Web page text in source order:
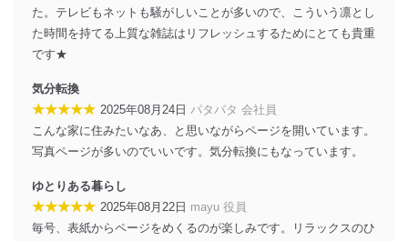
株式会社富士山マガジンサービス 個人情報問い合わせ
係
TEL：0570-200-223
e-mail：
改訂：2025年2月20日
制定：2005年4月1日
株式会社富士山マガジンサービス
個人情報の取扱いについて
１．個人情報保護管理者
た。テレビもネットも騒がしいことが多いので、こういう凛とし
た時間を持てる上質な雑誌はリフレッシュするためにとても貴重
です★
気分転換
★★★★★ 2025年08月24日 パタパタ 会社員
こんな家に住みたいなあ、と思いながらページを開いています。
写真ページが多いのでいいです。気分転換にもなっています。
ゆとりある暮らし
★★★★★ 2025年08月22日 mayu 役員
毎号、表紙からページをめくるのが楽しみです。リラックスのひ